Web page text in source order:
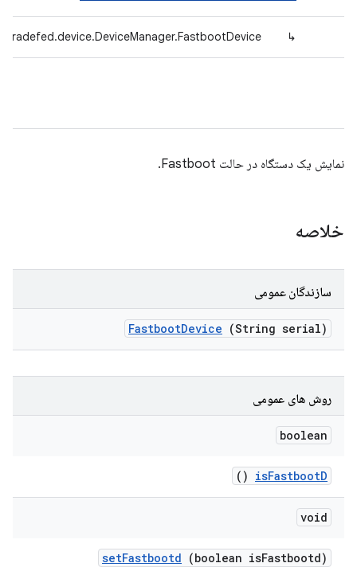
↳
نمایش یک دستگاه در حالت Fastboot.
خلاصه
سازندگان عمومی
FastbootDevice (String serial)
روش های عمومی
boolean
isFastbootD
()
void
setFastbootd (boolean isFastbootd)